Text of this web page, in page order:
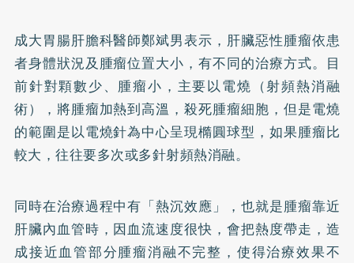
成大胃腸肝膽科醫師鄭斌男表示，肝臟惡性腫瘤依患
者身體狀況及腫瘤位置大小，有不同的治療方式。目
前針對顆數少、腫瘤小，主要以電燒（射頻熱消融
術），將腫瘤加熱到高溫，殺死腫瘤細胞，但是電燒
的範圍是以電燒針為中心呈現橢圓球型，如果腫瘤比
較大，往往要多次或多針射頻熱消融。
同時在治療過程中有「熱沉效應」，也就是腫瘤靠近
肝臟內血管時，因血流速度很快，會把熱度帶走，造
成接近血管部分腫瘤消融不完整，使得治療效果不